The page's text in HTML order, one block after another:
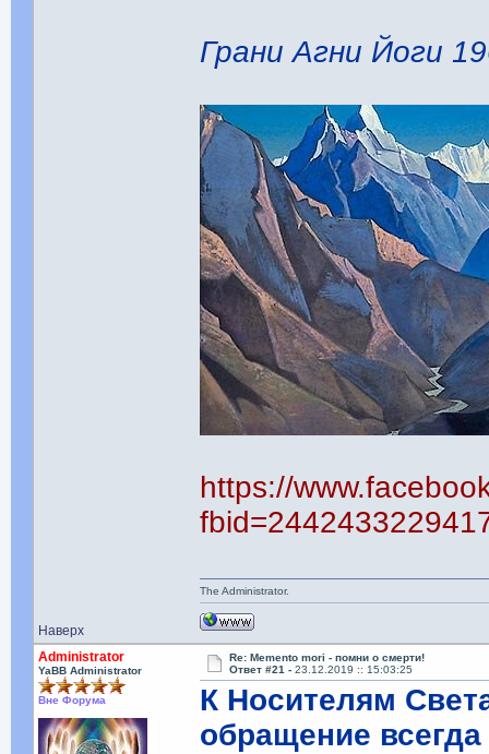
Грани Агни Йоги
https://
Наверх
The Administrator.
Administrator
YaBB Administrator
Вне Форума
Re: Memento mori - помни о смерти!
Ответ #21 -23.12.2019 :: 15:03:25
К Носителям
обращение